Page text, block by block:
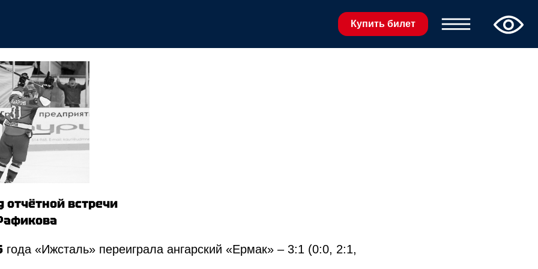
школа по хоккею
Купить билет
отчётной встречи
года «Ижсталь» переиграла ангарский «Ермак» – 3:1 (0:0, 2:1,